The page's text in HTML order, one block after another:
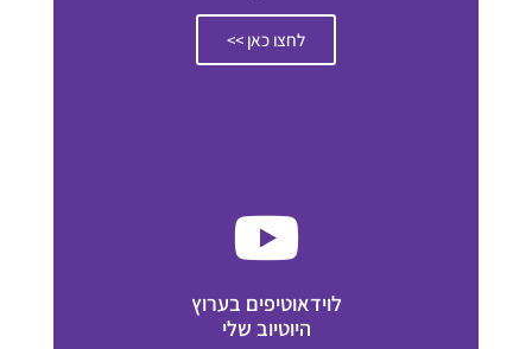
לחצו כאן >>
לוידאוטיפים בערוץ
היוטיוב שלי